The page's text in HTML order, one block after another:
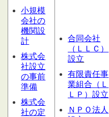
小規模
会社の
機関設
計
株式会
社設立
の事前
準備
株式会
社の定
合同会社
（ＬＬＣ）
設立
有限責任事
業組合（Ｌ
ＬＰ）設立
ＮＰＯ法人